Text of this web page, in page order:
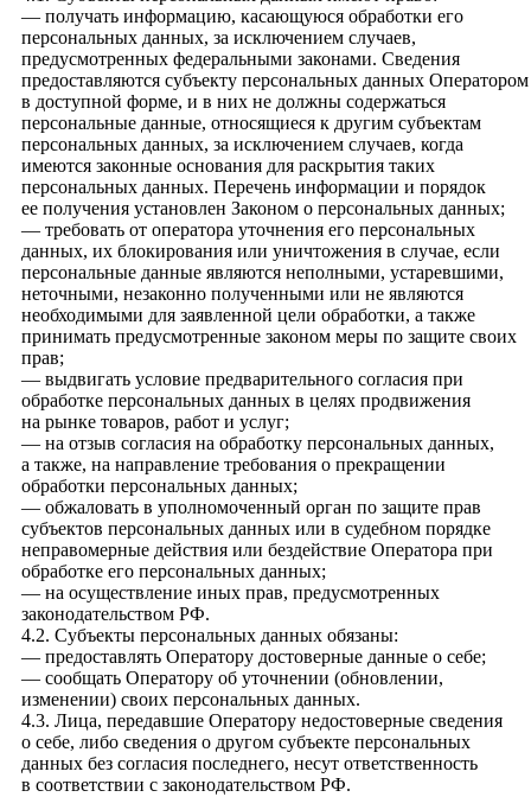
— получать информацию, касающуюся обработки его
персональных данных, за исключением случаев,
предусмотренных федеральными законами. Сведения
предоставляются субъекту персональных данных Оператором
в доступной форме, и в них не должны содержаться
персональные данные, относящиеся к другим субъектам
персональных данных, за исключением случаев, когда
имеются законные основания для раскрытия таких
персональных данных. Перечень информации и порядок
ее получения установлен Законом о персональных данных;
— требовать от оператора уточнения его персональных
данных, их блокирования или уничтожения в случае, если
персональные данные являются неполными, устаревшими,
неточными, незаконно полученными или не являются
необходимыми для заявленной цели обработки, а также
принимать предусмотренные законом меры по защите своих
прав;
— выдвигать условие предварительного согласия при
обработке персональных данных в целях продвижения
на рынке товаров, работ и услуг;
— на отзыв согласия на обработку персональных данных,
а также, на направление требования о прекращении
обработки персональных данных;
— обжаловать в уполномоченный орган по защите прав
субъектов персональных данных или в судебном порядке
неправомерные действия или бездействие Оператора при
обработке его персональных данных;
— на осуществление иных прав, предусмотренных
законодательством РФ.
4.2. Субъекты персональных данных обязаны:
— предоставлять Оператору достоверные данные о себе;
— сообщать Оператору об уточнении (обновлении,
изменении) своих персональных данных.
4.3. Лица, передавшие Оператору недостоверные сведения
о себе, либо сведения о другом субъекте персональных
данных без согласия последнего, несут ответственность
в соответствии с законодательством РФ.